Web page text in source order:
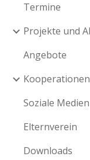
Termine
Projekte und
Angebote
Kooperationen
Soziale Medien
Elternverein
Downloads